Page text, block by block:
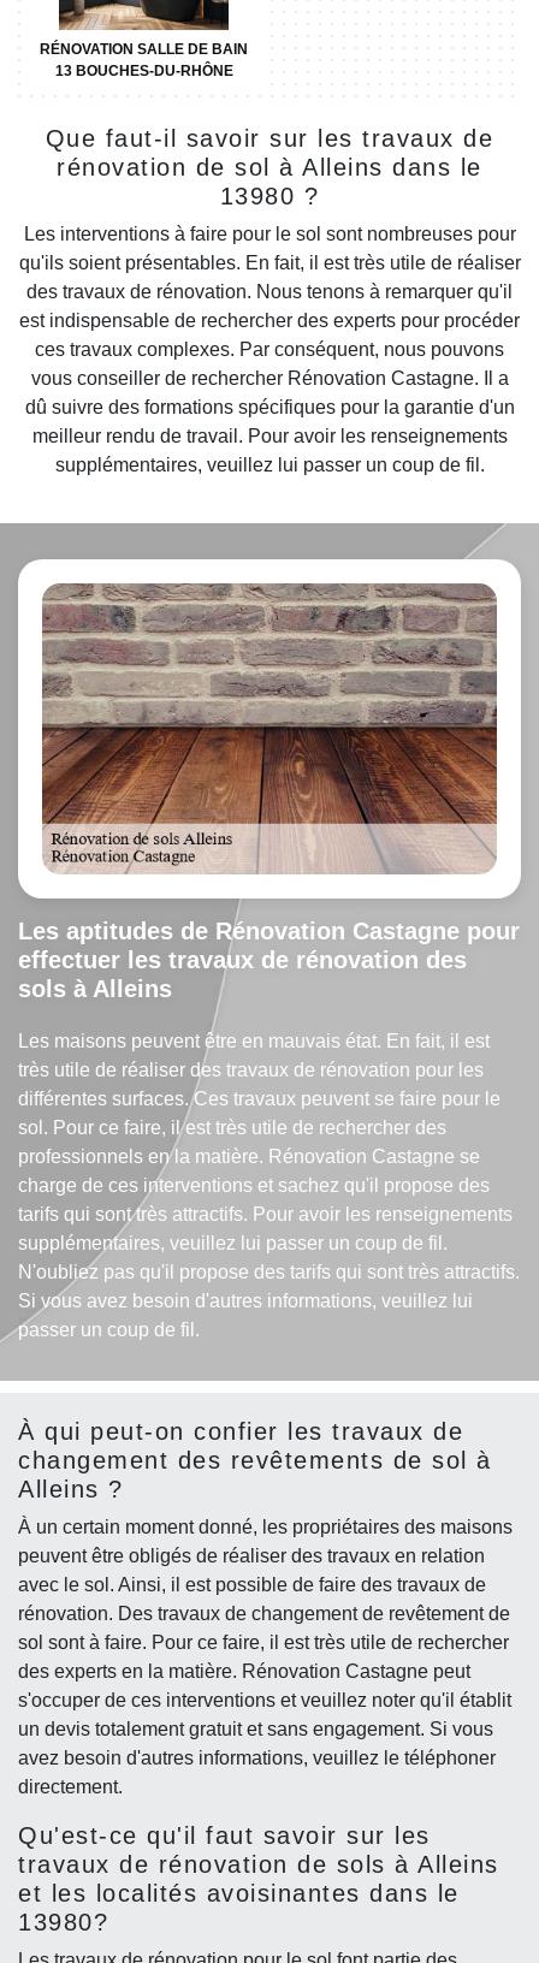
RÉNOVATION SALLE DE BAIN
13 BOUCHES-DU-RHÔNE
Que faut-il savoir sur les travaux de
rénovation de sol à Alleins dans le
13980 ?
Les interventions à faire pour le sol sont nombreuses pour
qu'ils soient présentables. En fait, il est très utile de réaliser
des travaux de rénovation. Nous tenons à remarquer qu'il
est indispensable de rechercher des experts pour procéder
ces travaux complexes. Par conséquent, nous pouvons
vous conseiller de rechercher Rénovation Castagne. Il a
dû suivre des formations spécifiques pour la garantie d'un
meilleur rendu de travail. Pour avoir les renseignements
supplémentaires, veuillez lui passer un coup de fil.
Les aptitudes de Rénovation Castagne pour
effectuer les travaux de rénovation des
sols à Alleins
Les maisons peuvent être en mauvais état. En fait, il est
très utile de réaliser des travaux de rénovation pour les
différentes surfaces. Ces travaux peuvent se faire pour le
sol. Pour ce faire, il est très utile de rechercher des
professionnels en la matière. Rénovation Castagne se
charge de ces interventions et sachez qu'il propose des
tarifs qui sont très attractifs. Pour avoir les renseignements
supplémentaires, veuillez lui passer un coup de fil.
N'oubliez pas qu'il propose des tarifs qui sont très attractifs.
Si vous avez besoin d'autres informations, veuillez lui
passer un coup de fil.
À qui peut-on confier les travaux de
changement des revêtements de sol à
Alleins ?
À un certain moment donné, les propriétaires des maisons
peuvent être obligés de réaliser des travaux en relation
avec le sol. Ainsi, il est possible de faire des travaux de
rénovation. Des travaux de changement de revêtement de
sol sont à faire. Pour ce faire, il est très utile de rechercher
des experts en la matière. Rénovation Castagne peut
s'occuper de ces interventions et veuillez noter qu'il établit
un devis totalement gratuit et sans engagement. Si vous
avez besoin d'autres informations, veuillez le téléphoner
directement.
Qu'est-ce qu'il faut savoir sur les
travaux de rénovation de sols à Alleins
et les localités avoisinantes dans le
13980?